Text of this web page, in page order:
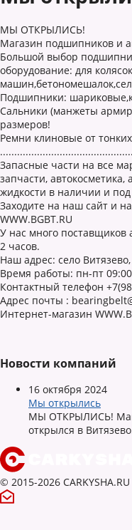
МЫ ОТКРЫЛИСЬ!
Магазин подшипников и
Большой выбор
оборудование: для
Подшипники:
Сальники (манжеты
размеров!
Ремни клиновые от
Запасные части на все
запчасти, автокосметика,
жидкости в наличии и под
Заходите на наш сайт и
WWW.BGBT.RU
У нас много поставщиков
2 часов.
Наш адрес: село
Время работы: пн-пт
Контактный телефон
Адрес почты :
Интернет-магазин
Новости компаний
16 октября 2024
Мы открылись
МЫ ОТКРЫЛИСЬ!
открылся в
© 2015-2026 CARKYSHA.RU